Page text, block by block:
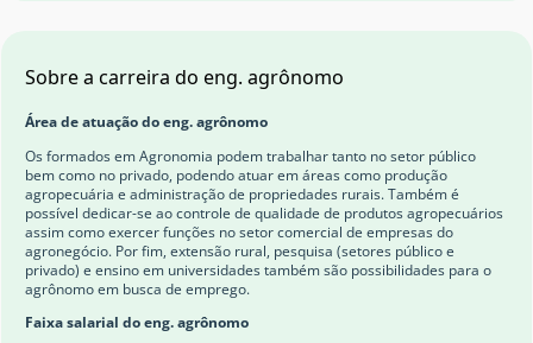
Sobre a carreira do eng. agrônomo
Área de atuação do eng. agrônomo
Os formados em Agronomia podem trabalhar tanto no setor público
bem como no privado, podendo atuar em áreas como produção
agropecuária e administração de propriedades rurais. Também é
possível dedicar-se ao controle de qualidade de produtos agropecuários
assim como exercer funções no setor comercial de empresas do
agronegócio. Por fim, extensão rural, pesquisa (setores público e
privado) e ensino em universidades também são possibilidades para o
agrônomo em busca de emprego.
Faixa salarial do eng. agrônomo